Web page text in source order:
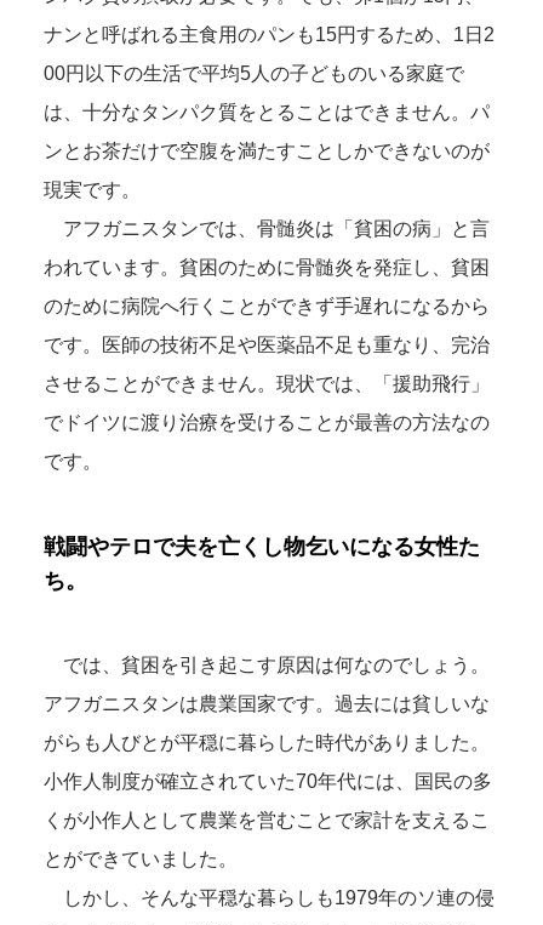
ナンと呼ばれる主食用のパンも15円するため、1日2
00円以下の生活で平均5人の子どものいる家庭で
は、十分なタンパク質をとることはできません。パ
ンとお茶だけで空腹を満たすことしかできないのが
現実です。
アフガニスタンでは、骨髄炎は「貧困の病」と言
われています。貧困のために骨髄炎を発症し、貧困
のために病院へ行くことができず手遅れになるから
です。医師の技術不足や医薬品不足も重なり、完治
させることができません。現状では、「援助飛行」
でドイツに渡り治療を受けることが最善の方法なの
です。
戦闘やテロで夫を亡くし物乞いになる女性た
ち。
では、貧困を引き起こす原因は何なのでしょう。
アフガニスタンは農業国家です。過去には貧しいな
がらも人びとが平穏に暮らした時代がありました。
小作人制度が確立されていた70年代には、国民の多
くが小作人として農業を営むことで家計を支えるこ
とができていました。
しかし、そんな平穏な暮らしも1979年のソ連の侵